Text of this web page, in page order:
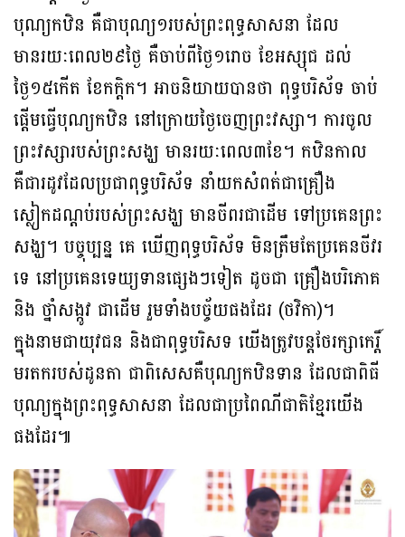
បុណ្យកឋិន គឺជាបុណ្យ១របស់ព្រះពុទ្ធសាសនា ដែល
មានរយៈពេល២៩ថ្ងៃ គឺចាប់ពីថ្ងៃ១រោច ខែអស្សុជ ដល់
ថ្ងៃ១៥កើត ខែកក្តិក។ អាចនិយាយបានថា ពុទ្ធបរិស័ទ ចាប់
ផ្តើមធ្វើបុណ្យកឋិន នៅក្រោយថ្ងៃចេញព្រះវស្សា។ ការចូល
ព្រះវស្សារបស់ព្រះសង្ឃ មានរយៈពេល៣ខែ។ កឋិនកាល
គឺជារដូវដែលប្រជាពុទ្ធបរិស័ទ នាំយកសំពត់ជាគ្រឿង
ស្លៀកដណ្តប់របស់ព្រះសង្ឃ មានចីពរជាដើម ទៅប្រគេនព្រះ
សង្ឃ។ បច្ចុប្បន្ន គេ ឃើញពុទ្ធបរិស័ទ មិនត្រឹមតែប្រគេនចីវរ
ទេ នៅប្រគេនទេយ្យទានផ្សេងៗទៀត ដូចជា គ្រឿងបរិភោគ
និង ថ្នាំសង្កូវ ជាដើម រួមទាំងបច្ច័យផងដែរ (ថវិកា)។
ក្នុងនាមជាយុវជន និងជាពុទ្ធបរិសទ យើងត្រូវបន្តថែរក្សាកេរ្តិ៍
មរតករបស់ដូនតា ជាពិសេសគឺបុណ្យកឋិនទាន ដែលជាពិធី
បុណ្យក្នុងព្រះពុទ្ធសាសនា ដែលជាប្រពៃណីជាតិខ្មែរយើង
ផងដែរ៕